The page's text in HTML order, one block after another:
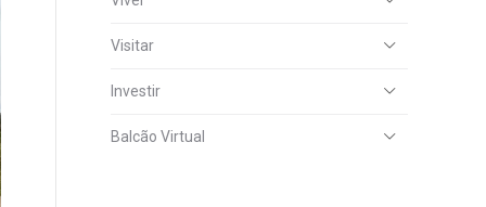
Visitar
Investir
Balcão Virtual